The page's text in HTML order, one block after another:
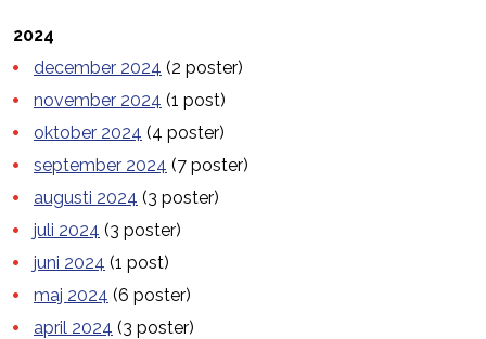
2024
december 2024 (2 poster)
november 2024 (1 post)
oktober 2024 (4 poster)
september 2024 (7 poster)
augusti 2024 (3 poster)
juli 2024 (3 poster)
juni 2024 (1 post)
maj 2024 (6 poster)
april 2024 (3 poster)